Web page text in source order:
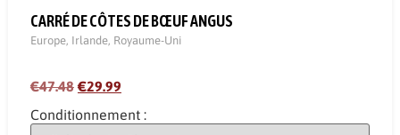
CARRÉ DE CÔTES DE BŒUF ANGUS
Europe, Irlande, Royaume-Uni
€47.48 €29.99
Conditionnement :